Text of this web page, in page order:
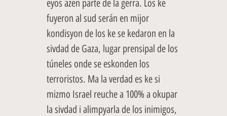
eyos azen parte de la gerra. Los ke
fuyeron al sud serán en mijor
kondisyon de los ke se kedaron en la
sivdad de Gaza, lugar prensipal de los
túneles onde se eskonden los
terroristos. Ma la verdad es ke si
mizmo Israel reuche a 100% a okupar
la sivdad i alimpyarla de los inimigos,